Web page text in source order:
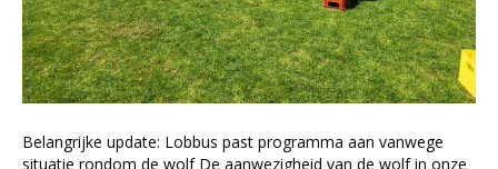
Belangrijke update: Lobbus past programma aan vanwege
situatie rondom de wolf De aanwezigheid van de wolf in onze